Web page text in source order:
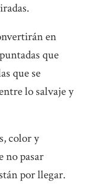
en
que
que se
lo salvaje y
color y
no pasar
por llegar.